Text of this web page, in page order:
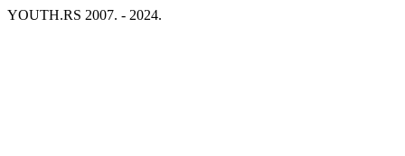
YOUTH.RS 2007. - 2024.